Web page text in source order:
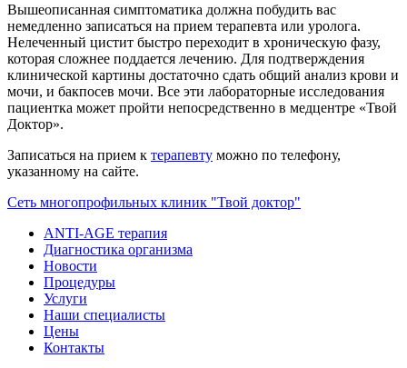
Вышеописанная симптоматика должна побудить вас
немедленно записаться на прием терапевта или уролога.
Нелеченный цистит быстро переходит в хроническую фазу,
которая сложнее поддается лечению. Для подтверждения
клинической картины достаточно сдать общий анализ крови и
мочи, и бакпосев мочи. Все эти лабораторные исследования
пациентка может пройти непосредственно в медцентре «Твой
Доктор».
Записаться на прием к терапевту можно по телефону,
указанному на сайте.
Сеть многопрофильных клиник "Твой доктор"
ANTI-AGE терапия
Диагностика организма
Новости
Процедуры
Услуги
Наши специалисты
Цены
Контакты